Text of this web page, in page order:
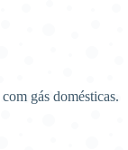
gás domésticas.